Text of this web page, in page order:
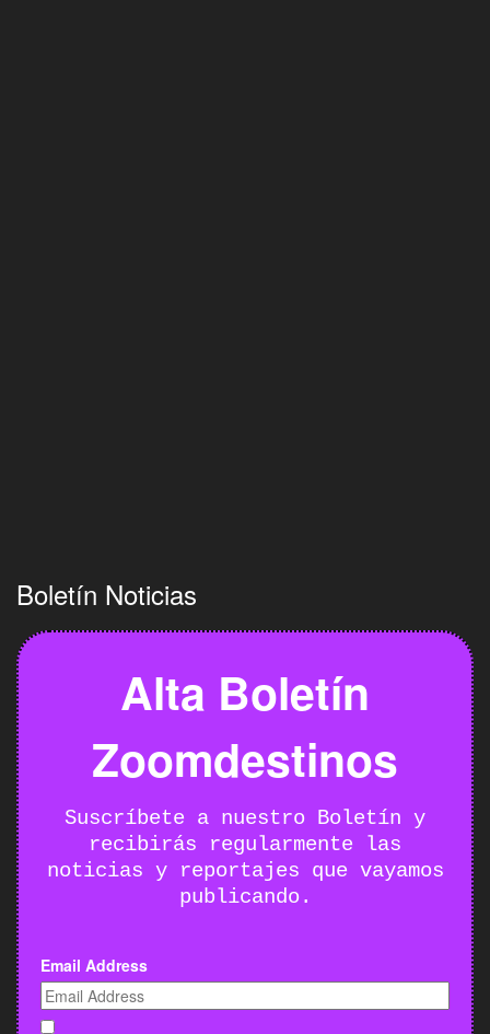
Boletín Noticias
Alta Boletín
Zoomdestinos
Suscríbete a nuestro Boletín y
recibirás regularmente las
noticias y reportajes que vayamos
publicando.
Email Address